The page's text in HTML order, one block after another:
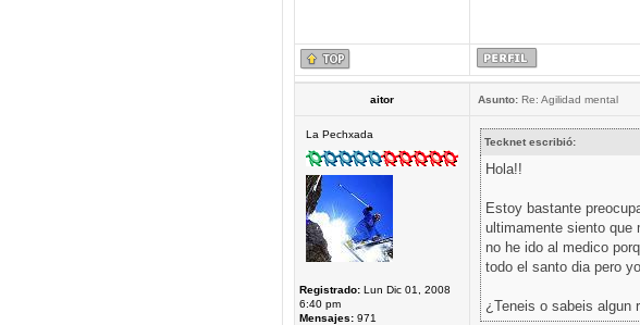
aitor Asunto:Re: Agilidad mental
La Pechxada
Registrado:Lun Dic 01, 2008
6:40 pm
Mensajes:971
Tecknet escribió:
Hola!!
Estoy bastante
ultimamente siento que
no he ido al medico
todo el santo dia pero
¿Teneis o sabeis algun